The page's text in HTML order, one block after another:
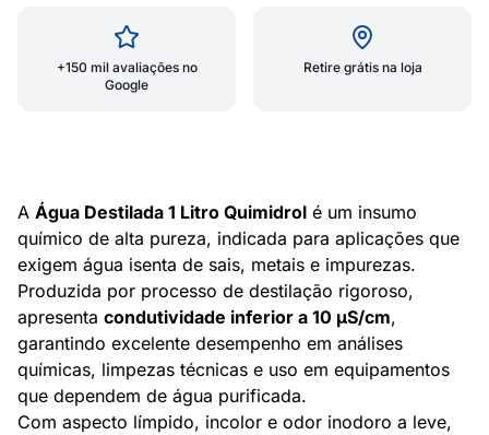
+150 mil avaliações no
Google
Retire grátis na loja
A Água Destilada 1 Litro Quimidrol é um insumo
químico de alta pureza, indicada para aplicações que
exigem água isenta de sais, metais e impurezas.
Produzida por processo de destilação rigoroso,
apresenta condutividade inferior a 10 µS/cm,
garantindo excelente desempenho em análises
químicas, limpezas técnicas e uso em equipamentos
que dependem de água purificada.
Com aspecto límpido, incolor e odor inodoro a leve,